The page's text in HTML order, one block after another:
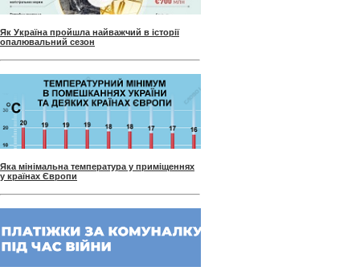
Як Україна пройшла найважчий в історії
опалювальний сезон
Яка мінімальна температура у приміщеннях
у країнах Європи